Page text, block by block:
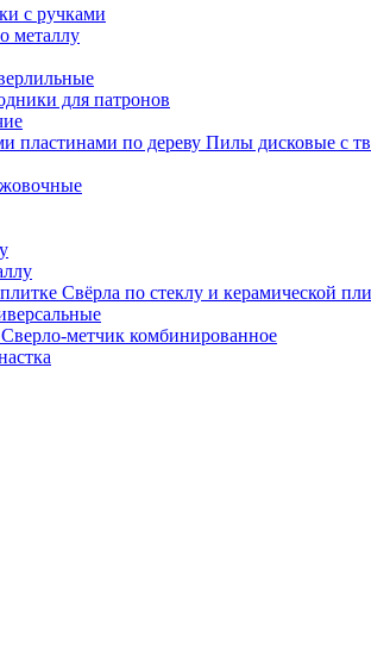
с ручками
металлу
для патронов
Пилы дисковые с
Свёрла по стеклу и керамической
Сверло-метчик комбинированное